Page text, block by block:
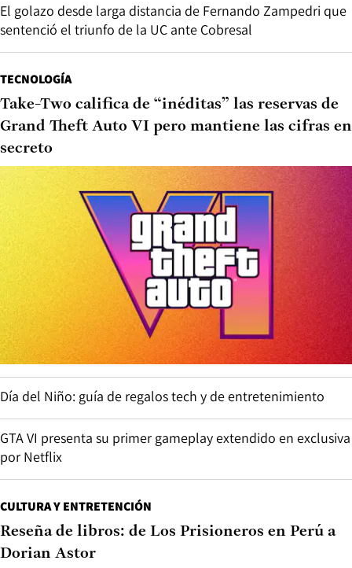
El golazo desde larga distancia de Fernando Zampedri que
sentenció el triunfo de la UC ante Cobresal
TECNOLOGÍA
Take-Two califica de “inéditas” las reservas de
Grand Theft Auto VI pero mantiene las cifras en
secreto
Día del Niño: guía de regalos tech y de entretenimiento
GTA VI presenta su primer gameplay extendido en exclusiva
por Netflix
CULTURA Y ENTRETENCIÓN
Reseña de libros: de Los Prisioneros en Perú a
Dorian Astor